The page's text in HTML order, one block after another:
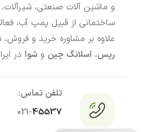
دلتا
دیزل ساز
رپس
روبین
سایر
و ماشین آلات صنعتی،
ساختمانی از قبیل پمپ آب،
علاوه بر مشاوره خرید و فروش،
رپس، اسلانگ چین و شوا در
تلفن تماس:
021-45537